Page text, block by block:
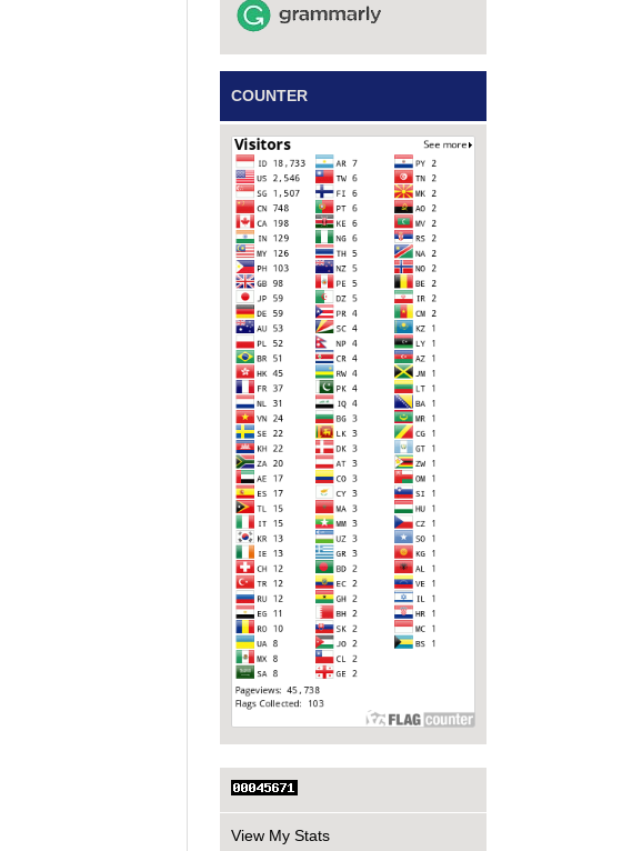
COUNTER
View My Stats